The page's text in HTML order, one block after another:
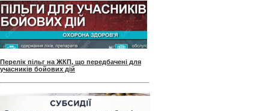
Перелік пільг на ЖКП, що передбачені для
учасників бойових дій